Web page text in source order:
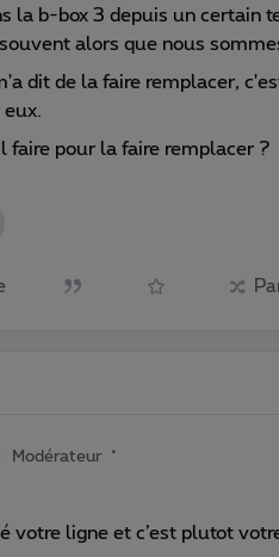
la b-box 3 depuis un certain
alors que nous
dit de la faire remplacer,
faire pour la faire remplacer ?
Modérateur
votre ligne et c’est plutot